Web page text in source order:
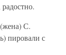
С.
пировали с